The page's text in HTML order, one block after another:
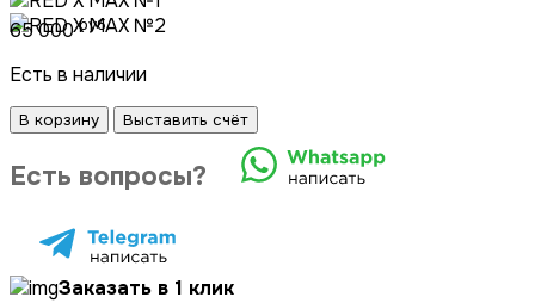
65 000руб.
Есть в наличии
В корзину Выставить счёт
Есть вопросы?
Заказать в 1 клик